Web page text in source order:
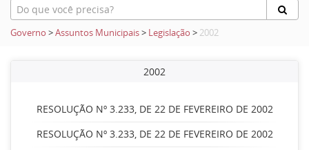
Governo >Assuntos Municipais> Legislação > 2002
2002
RESOLUÇÃO Nº 3.233, DE 22 DE FEVEREIRO DE 2002
RESOLUÇÃO Nº 3.233, DE 22 DE FEVEREIRO DE 2002